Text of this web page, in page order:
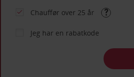
Chauffør over 25 år
Jeg har en rabatkode